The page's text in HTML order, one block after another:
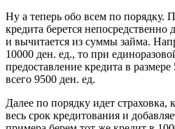
Ну а теперь обо всем по порядку.
кредита берется непосредственно
и вычитается из суммы займа.
10000 ден. ед., то при
предоставление кредита в
всего 9500 ден. ед.
Далее по порядку идет страховка,
весь срок кредитования и